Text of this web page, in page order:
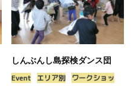
しんぶんし島探検ダンス団
Event エリア別
ワークショッ